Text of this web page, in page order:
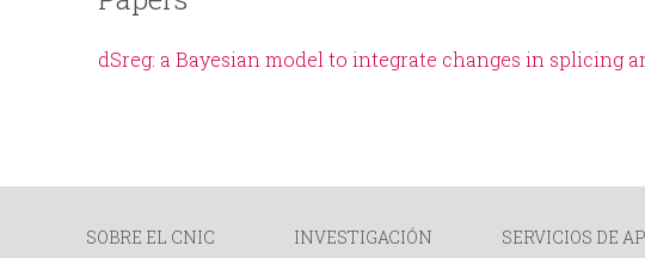
dSreg: a Bayesian model to integrate changes in splicing
SOBRE EL CNIC
INVESTIGACIÓN
SERVICIOS DE